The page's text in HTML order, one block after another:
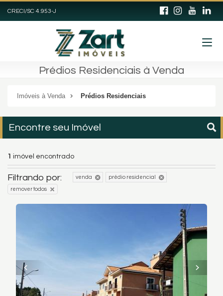
CRECI/SC 4.953-J
Prédios Residenciais à Venda
Imóveis à Venda Prédios Residenciais
Encontre seu Imóvel
1 imóvel encontrado
Filtrando por: venda prédio residencial
remover todos